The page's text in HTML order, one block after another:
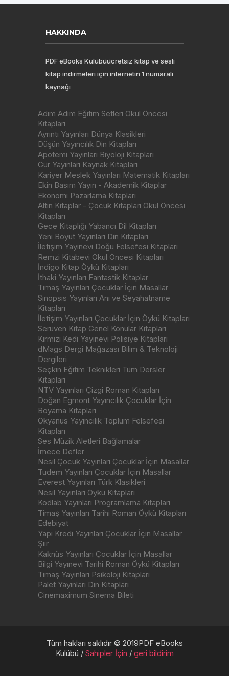
HAKKINDA
PDF eBooks Kulübüücretsiz kitap ve sesli
kitap indirmeleri için internetin 1 numaralı
kaynağı
Adım Adım Eğitim Setleri Okul Öncesi
Kitapları
Ayrıntı Yayınları Dünya Klasikleri
Düşün Yayıncılık Din Kitapları
Apotemi Yayınları Biyoloji Kitapları
Gür Yayınları Kaynak Kitapları
Kariyer Meslek Yayınları Matematik Kitapları
Ekin Basım Yayın - Akademik Kitaplar
Ekonomi Pazarlama Kitapları
Altın Kitaplar - Çocuk Kitapları Okul Öncesi
Kitapları
Gece Kitaplığı Yabancı Dil Kitapları
Yeni Boyut Yayınları Din Kitapları
İletişim Yayınevi Doğu Felsefesi Kitapları
Remzi Kitabevi Okul Öncesi Kitapları
İndigo Kitap Öykü Kitapları
İthaki Yayınları Fantastik Kitaplar
Timaş Yayınları Çocuklar İçin Masallar
Sinopsis Yayınları Anı ve Seyahatname
Kitapları
İletişim Yayınları Çocuklar İçin Öykü Kitapları
Serüven Kitap Genel Konular Kitapları
Kırmızı Kedi Yayınevi Polisiye Kitapları
dMags Dergi Mağazası Bilim & Teknoloji
Dergileri
Seçkin Eğitim Teknikleri Tüm Dersler
Kitapları
NTV Yayınları Çizgi Roman Kitapları
Doğan Egmont Yayıncılık Çocuklar İçin
Boyama Kitapları
Okyanus Yayıncılık Toplum Felsefesi
Kitapları
Ses Müzik Aletleri Bağlamalar
İmece Defler
Nesil Çocuk Yayınları Çocuklar İçin Masallar
Tudem Yayınları Çocuklar İçin Masallar
Everest Yayınları Türk Klasikleri
Nesil Yayınları Öykü Kitapları
Kodlab Yayınları Programlama Kitapları
Timaş Yayınları Tarihi Roman Öykü Kitapları
Edebiyat
Yapı Kredi Yayınları Çocuklar İçin Masallar
Şiir
Kaknüs Yayınları Çocuklar İçin Masallar
Bilgi Yayınevi Tarihi Roman Öykü Kitapları
Timaş Yayınları Psikoloji Kitapları
Palet Yayınları Din Kitapları
Cinemaximum Sinema Bileti
Tüm hakları saklıdır © 2019PDF eBooks
Kulübü / Sahipler İçin / geri bildirim